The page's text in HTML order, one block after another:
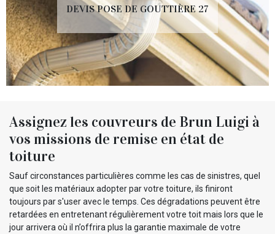
DEVIS POSE DE GOUTTIÈRE 27
Assignez les couvreurs de Brun Luigi à
vos missions de remise en état de
toiture
Sauf circonstances particulières comme les cas de sinistres, quel
que soit les matériaux adopter par votre toiture, ils finiront
toujours par s'user avec le temps. Ces dégradations peuvent être
retardées en entretenant régulièrement votre toit mais lors que le
jour arrivera où il n’offrira plus la garantie maximale de votre